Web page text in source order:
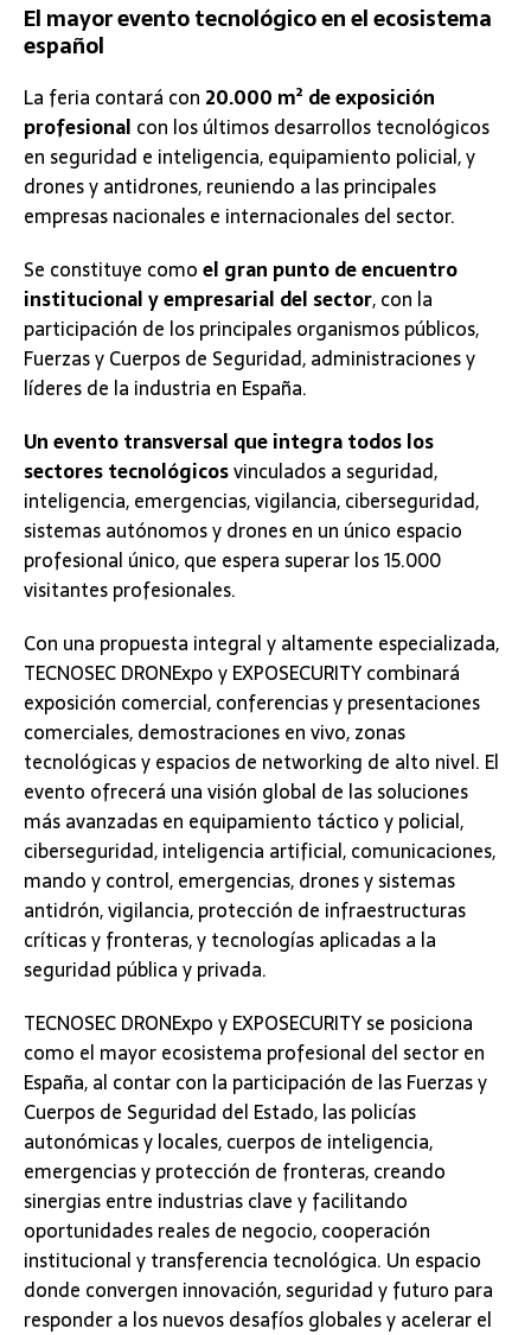
El mayor evento tecnológico en el ecosistema
español
La feria contará con 20.000 m² de exposición
profesional con los últimos desarrollos tecnológicos
en seguridad e inteligencia, equipamiento policial, y
drones y antidrones, reuniendo a las principales
empresas nacionales e internacionales del sector.
Se constituye comoel gran punto de encuentro
institucional y empresarial del sector, con la
participación de los principales organismos públicos,
Fuerzas y Cuerpos de Seguridad, administraciones y
líderes de la industria en España.
Un evento transversal que integra todos los
sectores tecnológicosvinculados a seguridad,
inteligencia, emergencias, vigilancia, ciberseguridad,
sistemas autónomos y drones en un único espacio
profesional único, que espera superar los 15.000
visitantes profesionales.
Con una propuesta integral y altamente especializada,
TECNOSEC DRONExpo y EXPOSECURITY combinará
exposición comercial, conferencias y presentaciones
comerciales, demostraciones en vivo, zonas
tecnológicas y espacios de networking de alto nivel. El
evento ofrecerá una visión global de las soluciones
más avanzadas en equipamiento táctico y policial,
ciberseguridad, inteligencia artificial, comunicaciones,
mando y control, emergencias, drones y sistemas
antidrón, vigilancia, protección de infraestructuras
críticas y fronteras, y tecnologías aplicadas a la
seguridad pública y privada.
TECNOSEC DRONExpo y EXPOSECURITY se posiciona
como el mayor ecosistema profesional del sector en
España, al contar con la participación de las Fuerzas y
Cuerpos de Seguridad del Estado, las policías
autonómicas y locales, cuerpos de inteligencia,
emergencias y protección de fronteras, creando
sinergias entre industrias clave y facilitando
oportunidades reales de negocio, cooperación
institucional y transferencia tecnológica. Un espacio
donde convergen innovación, seguridad y futuro para
responder a los nuevos desafíos globales y acelerar el